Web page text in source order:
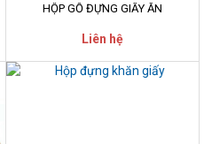
HỘP GỖ ĐỰNG GIẤY ĂN
Liên hệ